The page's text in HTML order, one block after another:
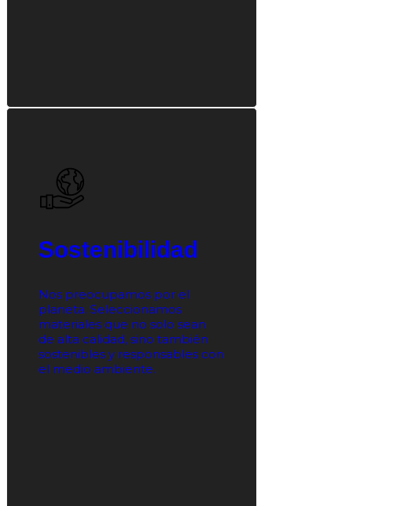
Sostenibilidad
Nos preocupamos por el
planeta. Seleccionamos
materiales que no solo sean
de alta calidad, sino también
sostenibles y responsables con
el medio ambiente.